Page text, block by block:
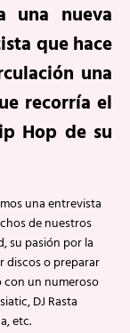
nueva
que hace
una
recorría el
Hop de su
una entrevista
de nuestros
su pasión por la
discos o preparar
un numeroso
DJ Rasta
etc.